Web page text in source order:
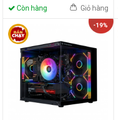
Còn hàng Giỏ hàng
-19%